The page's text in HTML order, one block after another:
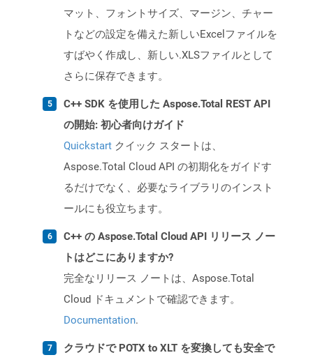
マット、フォントサイズ、マージン、チャー
トなどの設定を備えた新しいExcelファイルを
すばやく作成し、新しい.XLSファイルとして
さらに保存できます。
C++ SDK を使用した Aspose.Total REST API
の開始: 初心者向けガイド
Quickstart クイック スタートは、
Aspose.Total Cloud API の初期化をガイドす
るだけでなく、必要なライブラリのインスト
ールにも役立ちます。
C++ の Aspose.Total Cloud API リリース ノー
トはどこにありますか?
完全なリリース ノートは、Aspose.Total
Cloud ドキュメントで確認できます。
Documentation.
クラウドで POTX to XLT を変換しても安全で